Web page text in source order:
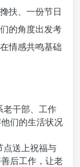
扶、一份节日
的角度出发考
情感共鸣基础
老干部、工作
们的生活状况
点送上祝福与
后工作，让老